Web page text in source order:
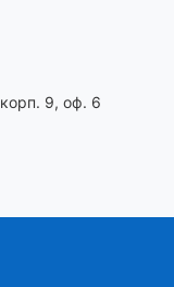
9, оф. 6